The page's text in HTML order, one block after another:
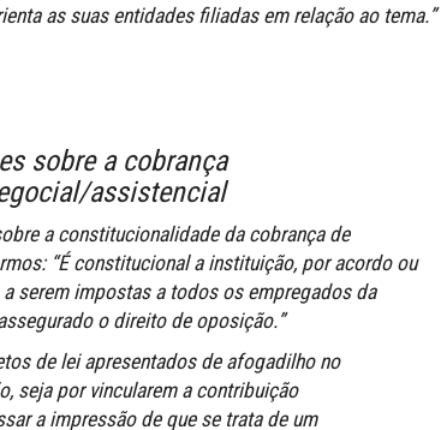
as suas entidades filiadas em relação ao tema.”
sobre a cobrança
assistencial
a constitucionalidade da cobrança de
“É constitucional a instituição, poracordo ou
serem impostas a todos osempregados da
o direito deoposição.”
de lei apresentados de afogadilho no
seja por vincularem a contribuição
a impressão de que se trata de um